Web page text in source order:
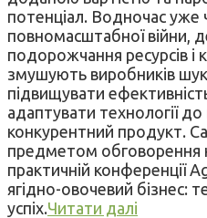
потенціал. Водночас уже
повномасштабної війни,
подорожчання ресурсів і
змушують виробників
підвищувати
адаптувати технології
конкурентний продукт.
предметом обговорення
практичній конференції
ягідно-овочевий бізнес:
успіх.Читати далі